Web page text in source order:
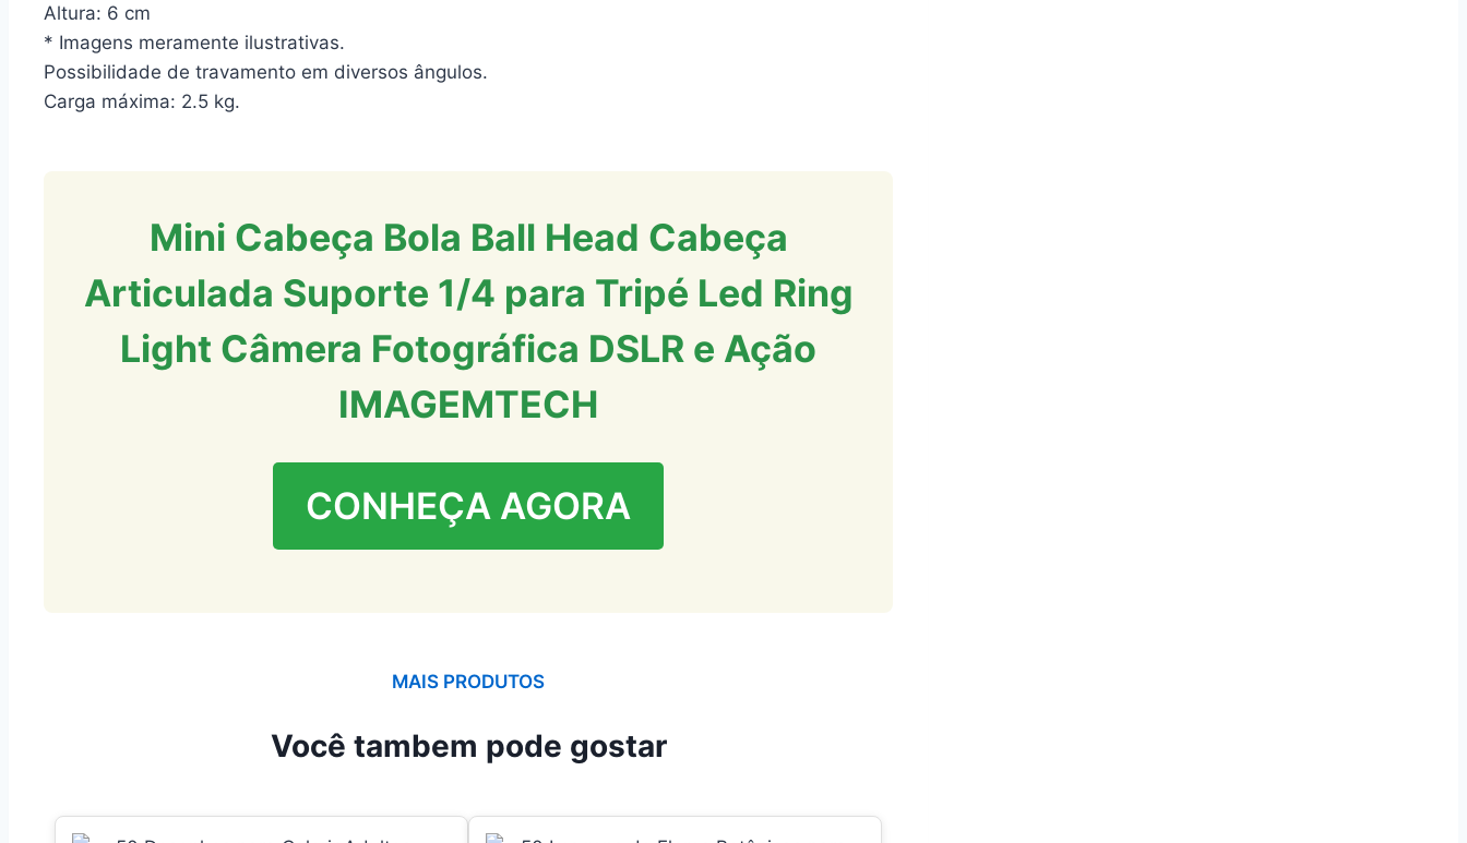
Altura: 6 cm
* Imagens meramente ilustrativas.
Possibilidade de travamento em diversos ângulos.
Carga máxima: 2.5 kg.
Mini Cabeça Bola Ball Head Cabeça
Articulada Suporte 1/4 para Tripé Led Ring
Light Câmera Fotográfica DSLR e Ação
IMAGEMTECH
CONHEÇA AGORA
MAIS PRODUTOS
Você tambem pode gostar